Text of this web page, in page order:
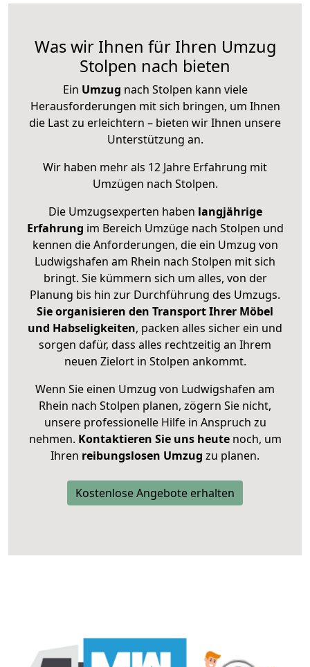
Was wir Ihnen für Ihren Umzug
Stolpen nach bieten
Ein Umzug nach Stolpen kann viele
Herausforderungen mit sich bringen, um Ihnen
die Last zu erleichtern – bieten wir Ihnen unsere
Unterstützung an.
Wir haben mehr als 12 Jahre Erfahrung mit
Umzügen nach Stolpen.
Die Umzugsexperten haben langjährige
Erfahrung im Bereich Umzüge nach Stolpen und
kennen die Anforderungen, die ein Umzug von
Ludwigshafen am Rhein nach Stolpen mit sich
bringt. Sie kümmern sich um alles, von der
Planung bis hin zur Durchführung des Umzugs.
Sie organisieren den Transport Ihrer Möbel
und Habseligkeiten, packen alles sicher ein und
sorgen dafür, dass alles rechtzeitig an Ihrem
neuen Zielort in Stolpen ankommt.
Wenn Sie einen Umzug von Ludwigshafen am
Rhein nach Stolpen planen, zögern Sie nicht,
unsere professionelle Hilfe in Anspruch zu
nehmen. Kontaktieren Sie uns heutenoch, um
Ihren reibungslosen Umzug zu planen.
Kostenlose Angebote erhalten